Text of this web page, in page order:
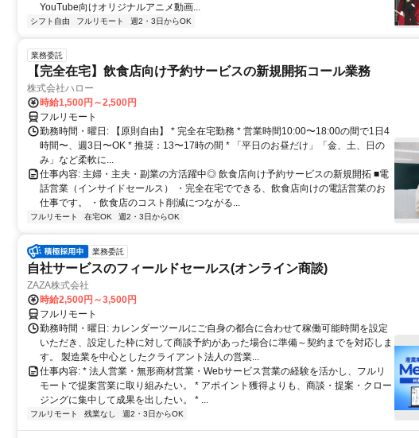
YouTube向けオリジナルアニメ動画...
シフト自由 フルリモート 週2・3日からOK
業務委託
【完全在宅】飲食店向け予約サービスの新規開拓コール業務
株式会社ハロー
時給1,500円～2,500円
フルリモート
勤務時間・曜日: 【原則自由】 * 完全在宅勤務 * 営業時間10:00〜18:00の間で1日4
時間〜、週3日〜OK * 推奨：13〜17時の間 * 「平日のお昼だけ」「金、土、日の
み」など柔軟に...
仕事内容: 主婦・主夫・副業の方活躍中◎ 飲食店向け予約サービスの新規開拓 ■電
話営業（インサイドセールス） ・完全在宅でできる、飲食店向けの電話営業のお
仕事です。 ・飲食店のコスト削減につながる...
フルリモート 在宅OK 週2・3日からOK
業務委託
自社サービスのフィールドセールス(オンライン商談)
ZAZA株式会社
時給2,500円～3,500円
フルリモート
勤務時間・曜日: カレンダーツールにご自身の都合に合わせて稼働可能時間を設定
いただき、設定した枠に対して商談予約があった場合に準備～契約までを対応しま
す。 製造業を中心としたクライアント法人の営業...
仕事内容: * 法人営業・無形商材営業・Webサービス営業の経験を活かし、フルリ
モートで提案営業に取り組みたい。 * アポイント獲得よりも、商談・提案・クロー
ジングに集中して成果を出したい。 * ...
フルリモート 残業なし 週2・3日からOK